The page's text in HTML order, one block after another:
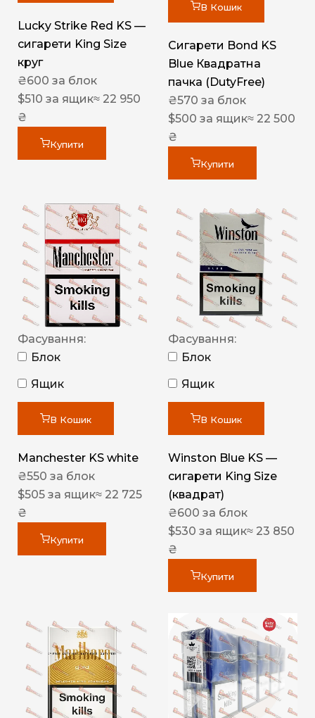
Lucky Strike Red KS —
сигарети King Size
круг
₴600 за блок
$510 за ящик≈ 22 950
₴
Купити
В Кошик
Сигарети Bond KS
Blue Квадратна
пачка (DutyFree)
₴570 за блок
$500 за ящик≈ 22 500
₴
Купити
Фасування:
Блок
Ящик
В Кошик
Manchester KS white
₴550 за блок
$505 за ящик≈ 22 725
₴
Купити
Фасування:
Блок
Ящик
В Кошик
Winston Blue KS —
сигарети King Size
(квадрат)
₴600 за блок
$530 за ящик≈ 23 850
₴
Купити